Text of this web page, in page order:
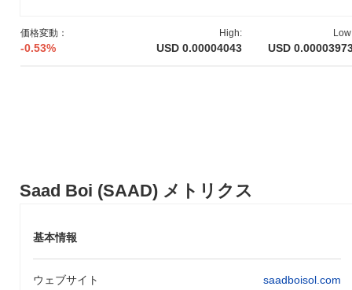
Saad Boi (SAAD) メトリクス
基本情報
ウェブサイト saadboisol.com
価格変動：
-0.53%
High:
USD 0.00004043 USD
ザーフレンドリーなプラットフォームの作成に焦点を当て、ター
ゲットオーディエンスに対するアクセシビリティと使いやすさを
公式の更新によると、Saad Boiは2024年第2四半期に予定されて
いる重要なプロトコルアップグレードの準備を進めており、スケ
プグレードでは、取引速度を改善し、手数料を削減するための新
ーンプロジェクトとの戦略的パートナーシップを目指しており、